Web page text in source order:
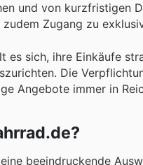
und von kurzfristigen
Zugang zu
es sich, ihre Einkäufe
Die
Angebote immer in
beeindruckende